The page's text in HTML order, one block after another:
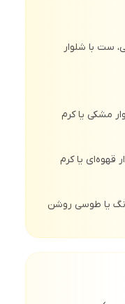
ست با شلوار
مشکی یا کرم
قهوه‌ای یا کرم
یا طوسی روشن